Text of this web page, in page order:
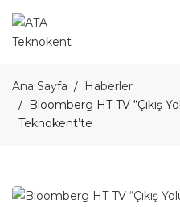
Ana Sayfa
Haberler
Bloomberg HT TV “Çıkış
Teknokent’te